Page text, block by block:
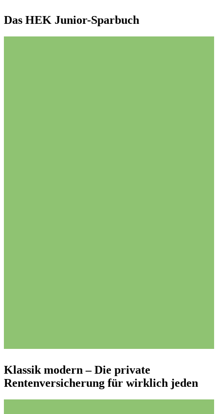
Das HEK Junior-Sparbuch
Klassik modern – Die private
Rentenversicherung für wirklich jeden